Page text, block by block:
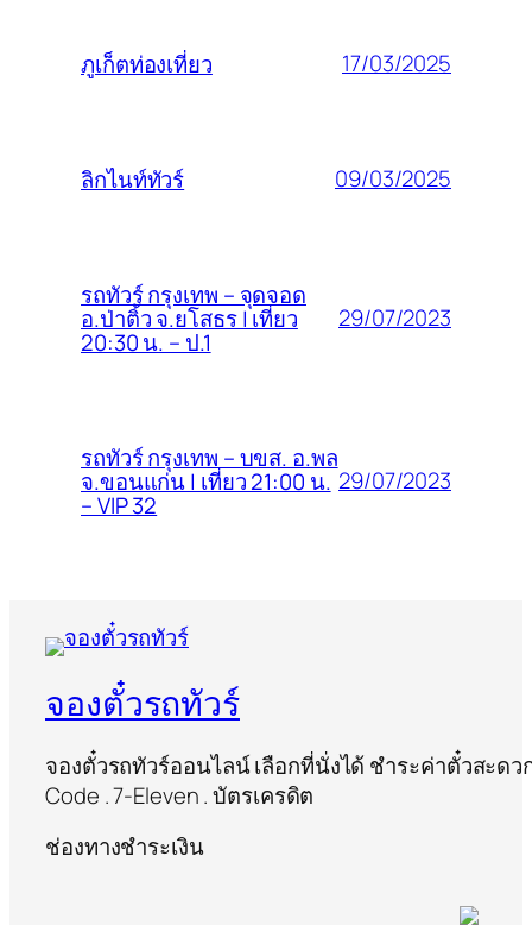
ภูเก็ตท่องเที่ยว 17/03/2025
ลิกไนท์ทัวร์ 09/03/2025
รถทัวร์ กรุงเทพ – จุดจอด
อ.ป่าติ้ว จ.ยโสธร | เที่ยว
20:30 น. – ป.1
29/07/2023
รถทัวร์ กรุงเทพ – บขส. อ.พล
จ.ขอนแก่น | เที่ยว 21:00 น.
– VIP 32
29/07/2023
จองตั๋วรถทัวร์
จองตั๋วรถทัวร์ออนไลน์ เลือกที่นั่งได้ ชำระค่าตั๋วสะดว
Code . 7-Eleven . บัตรเครดิต
ช่องทางชำระเงิน